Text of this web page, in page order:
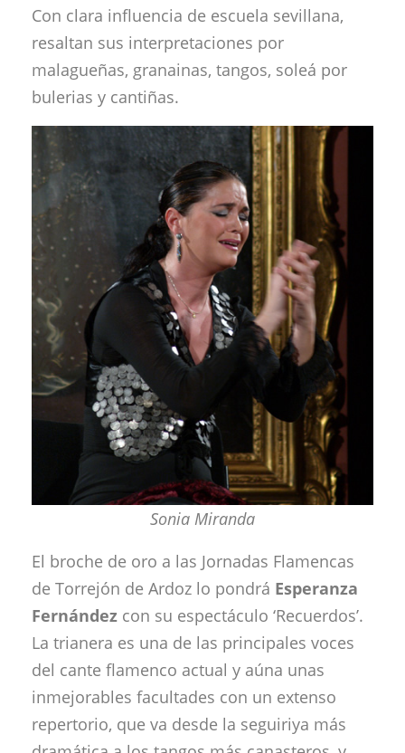
Con clara influencia de escuela sevillana,
resaltan sus interpretaciones por
malagueñas, granainas, tangos, soleá por
bulerias y cantiñas.
Sonia Miranda
El broche de oro a las Jornadas Flamencas
de Torrejón de Ardoz lo pondrá Esperanza
Fernández con su espectáculo ‘Recuerdos’.
La trianera es una de las principales voces
del cante flamenco actual y aúna unas
inmejorables facultades con un extenso
repertorio, que va desde la seguiriya más